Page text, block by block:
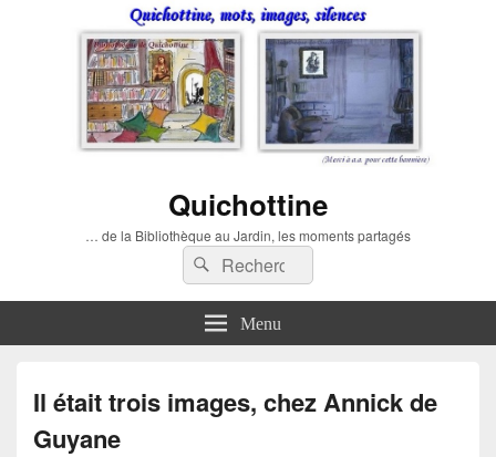
Quichottine
… de la Bibliothèque au Jardin, les moments partagés
Recherche :
Rechercher
Menu
Il était trois images, chez Annick de
Guyane